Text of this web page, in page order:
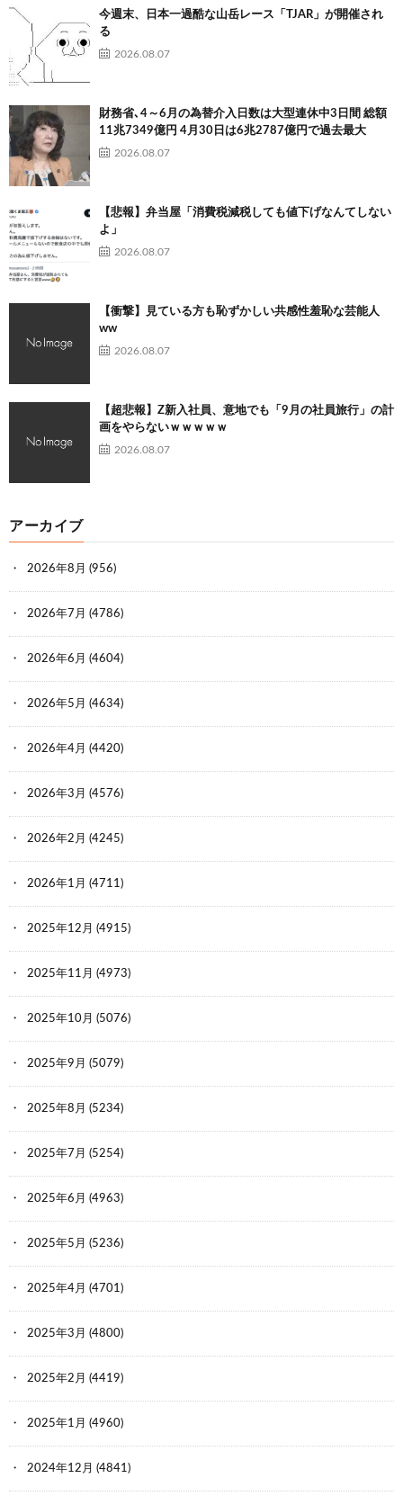
今週末、日本一過酷な山岳レース「TJAR」が開催され
る
2026.08.07
財務省､4～6月の為替介入日数は大型連休中3日間 総額
11兆7349億円 4月30日は6兆2787億円で過去最大
2026.08.07
【悲報】弁当屋「消費税減税しても値下げなんてしない
よ」
2026.08.07
【衝撃】見ている方も恥ずかしい共感性羞恥な芸能人
ww
2026.08.07
【超悲報】Z新入社員、意地でも「9月の社員旅行」の計
画をやらないｗｗｗｗｗ
2026.08.07
アーカイブ
2026年8月 (956)
2026年7月 (4786)
2026年6月 (4604)
2026年5月 (4634)
2026年4月 (4420)
2026年3月 (4576)
2026年2月 (4245)
2026年1月 (4711)
2025年12月 (4915)
2025年11月 (4973)
2025年10月 (5076)
2025年9月 (5079)
2025年8月 (5234)
2025年7月 (5254)
2025年6月 (4963)
2025年5月 (5236)
2025年4月 (4701)
2025年3月 (4800)
2025年2月 (4419)
2025年1月 (4960)
2024年12月 (4841)